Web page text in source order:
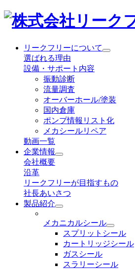
リークフリーについて
選ばれる理由
設備・サポート内容
振動診断
流量調査
オーバーホール/塗装
国内倉庫
ポンプ情報リスト化
メカシールリペア
動画一覧
企業情報
会社概要
沿革
リークフリーが目指すもの
社長あいさつ
製品紹介
メカニカルシール
スプリットシール
カートリッジシール
ガスシール
スラリーシール